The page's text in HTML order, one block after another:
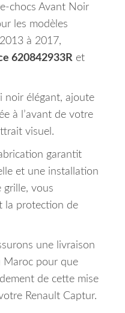
chocs Avant Noir
les modèles
à 2017,
620842933R et
noir élégant, ajoute
à l’avant de votre
visuel.
garantit
et une installation
grille, vous
la protection de
une livraison
Maroc pour que
de cette mise
Renault Captur.